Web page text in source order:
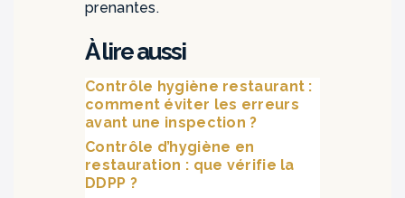
prenantes.
À lire aussi
Contrôle hygiène restaurant :
comment éviter les erreurs
avant une inspection ?
Contrôle d’hygiène en
restauration : que vérifie la
DDPP ?